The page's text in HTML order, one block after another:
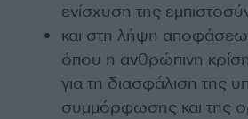
ενίσχυση της
και στη λήψη
όπου η ανθρώπινη κρίση
για τη διασφάλιση της
συμμόρφωσης και της